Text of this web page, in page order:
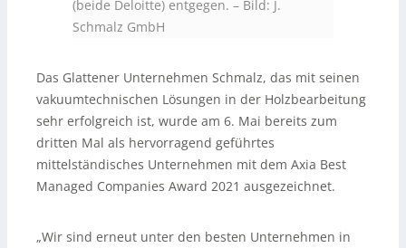
(beide Deloitte) entgegen. – Bild: J.
Schmalz GmbH
Das Glattener Unternehmen Schmalz, das mit seinen
vakuumtechnischen Lösungen in der Holzbearbeitung
sehr erfolgreich ist, wurde am 6. Mai bereits zum
dritten Mal als hervorragend geführtes
mittelständisches Unternehmen mit dem Axia Best
Managed Companies Award 2021 ausgezeichnet.
„Wir sind erneut unter den besten Unternehmen in